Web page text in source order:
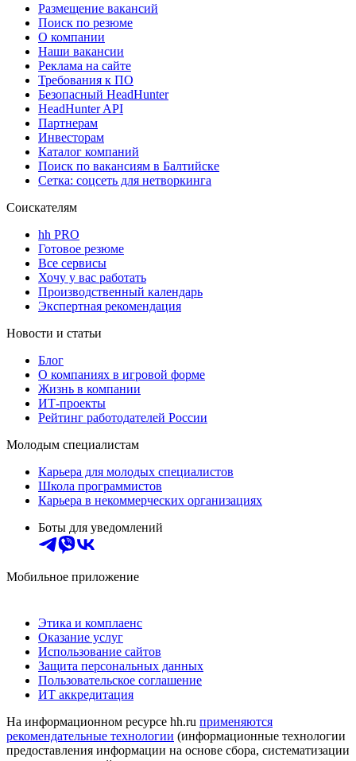
Размещение вакансий
Поиск по резюме
О компании
Наши вакансии
Реклама на сайте
Требования к ПО
Безопасный HeadHunter
HeadHunter API
Партнерам
Инвесторам
Каталог компаний
Поиск по вакансиям в Балтийске
Сетка: соцсеть для нетворкинга
Соискателям
hh PRO
Готовое резюме
Все сервисы
Хочу у вас работать
Производственный календарь
Экспертная рекомендация
Новости и статьи
Блог
О компаниях в игровой форме
Жизнь в компании
ИТ-проекты
Рейтинг работодателей России
Молодым специалистам
Карьера для молодых специалистов
Школа программистов
Карьера в некоммерческих организациях
Боты для уведомлений
Мобильное приложение
Этика и комплаенс
Оказание услуг
Использование сайтов
Защита персональных данных
Пользовательское соглашение
ИТ аккредитация
На информационном ресурсе hh.ru применяются
рекомендательные технологии (информационные технологии
предоставления информации на основе сбора, систематизации